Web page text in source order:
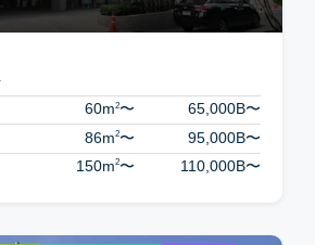
60m2〜 65,000B〜
86m2〜 95,000B〜
150m2〜 110,000B〜